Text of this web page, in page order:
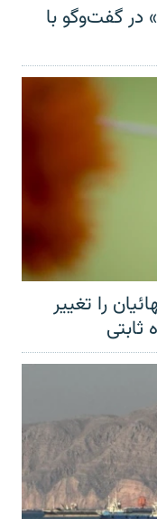
در گفت‌وگو با
را تغییر